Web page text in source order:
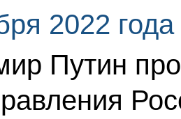
2022 года
Путин